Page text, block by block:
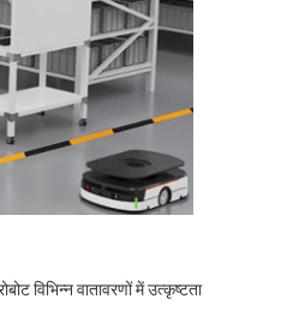
बाहरी चेसिस
विभिन्न वातावरणों में उत्कृष्टता